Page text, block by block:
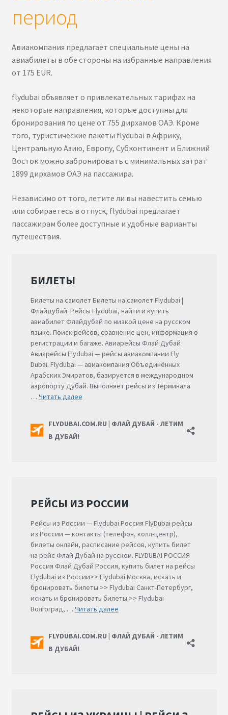
период
Авиакомпания предлагает специальные цены на
авиабилеты в обе стороны на избранные направления
от 175 EUR.
flydubai объявляет о привлекательных тарифах на
некоторые направления, которые доступны для
бронирования по цене от 755 дирхамов ОАЭ. Кроме
того, туристические пакеты flydubai в Африку,
Центральную Азию, Европу, Субконтинент и Ближний
Восток можно забронировать с минимальных затрат
1899 дирхамов ОАЭ на пассажира.
Независимо от того, летите ли вы навестить семью
или собираетесь в отпуск, flydubai предлагает
пассажирам более доступные и удобные варианты
путешествия.